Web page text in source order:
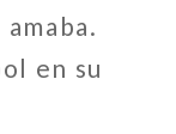
en su